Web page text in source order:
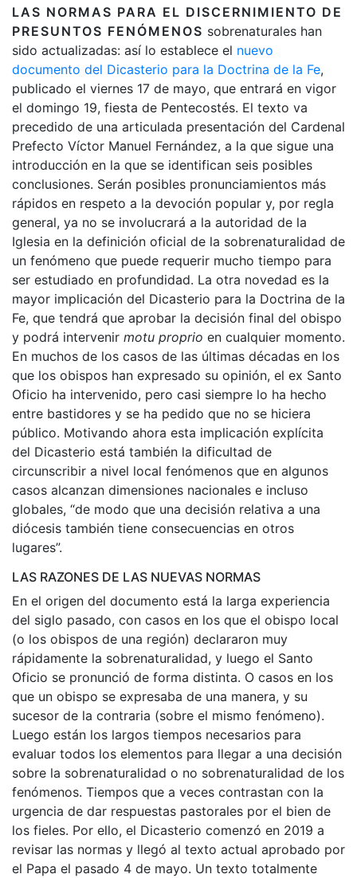
LAS NORMAS PARA EL DISCERNIMIENTO DE
PRESUNTOS FENÓMENOS sobrenaturales han
sido actualizadas: así lo establece el nuevo
documento del Dicasterio para la Doctrina de la Fe,
publicado el viernes 17 de mayo, que entrará en vigor
el domingo 19, fiesta de Pentecostés. El texto va
precedido de una articulada presentación del Cardenal
Prefecto Víctor Manuel Fernández, a la que sigue una
introducción en la que se identifican seis posibles
conclusiones. Serán posibles pronunciamientos más
rápidos en respeto a la devoción popular y, por regla
general, ya no se involucrará a la autoridad de la
Iglesia en la definición oficial de la sobrenaturalidad de
un fenómeno que puede requerir mucho tiempo para
ser estudiado en profundidad. La otra novedad es la
mayor implicación del Dicasterio para la Doctrina de la
Fe, que tendrá que aprobar la decisión final del obispo
y podrá intervenir motu proprio en cualquier momento.
En muchos de los casos de las últimas décadas en los
que los obispos han expresado su opinión, el ex Santo
Oficio ha intervenido, pero casi siempre lo ha hecho
entre bastidores y se ha pedido que no se hiciera
público. Motivando ahora esta implicación explícita
del Dicasterio está también la dificultad de
circunscribir a nivel local fenómenos que en algunos
casos alcanzan dimensiones nacionales e incluso
globales, “de modo que una decisión relativa a una
diócesis también tiene consecuencias en otros
lugares”.
LAS RAZONES DE LAS NUEVAS NORMAS
En el origen del documento está la larga experiencia
del siglo pasado, con casos en los que el obispo local
(o los obispos de una región) declararon muy
rápidamente la sobrenaturalidad, y luego el Santo
Oficio se pronunció de forma distinta. O casos en los
que un obispo se expresaba de una manera, y su
sucesor de la contraria (sobre el mismo fenómeno).
Luego están los largos tiempos necesarios para
evaluar todos los elementos para llegar a una decisión
sobre la sobrenaturalidad o no sobrenaturalidad de los
fenómenos. Tiempos que a veces contrastan con la
urgencia de dar respuestas pastorales por el bien de
los fieles. Por ello, el Dicasterio comenzó en 2019 a
revisar las normas y llegó al texto actual aprobado por
el Papa el pasado 4 de mayo. Un texto totalmente